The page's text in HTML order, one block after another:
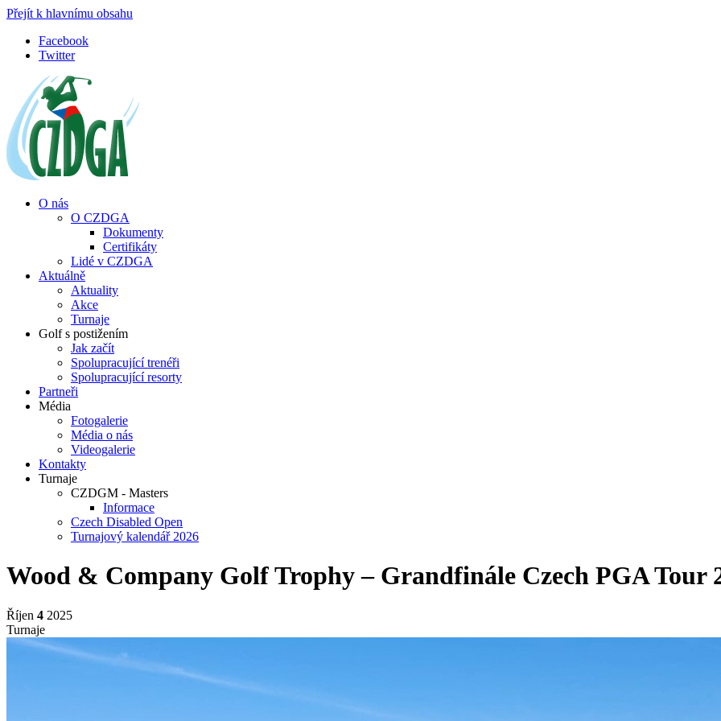
Přejít k hlavnímu obsahu
Facebook
Twitter
O nás
O CZDGA
Dokumenty
Certifikáty
Lidé v CZDGA
Aktuálně
Aktuality
Akce
Turnaje
Golf s postižením
Jak začít
Spolupracující trenéři
Spolupracující resorty
Partneři
Média
Fotogalerie
Média o nás
Videogalerie
Kontakty
Turnaje
CZDGM - Masters
Informace
Czech Disabled Open
Turnajový kalendář 2026
Wood & Company Golf Trophy – Grandfinále Czech PGA Tour
Říjen 4 2025
Turnaje